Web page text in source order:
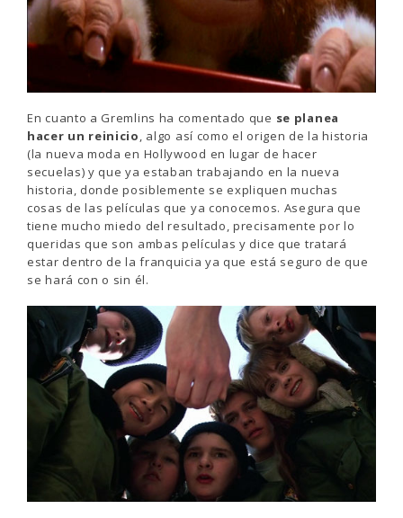
En cuanto a Gremlins ha comentado que se planea
hacer un reinicio, algo así como el origen de la historia
(la nueva moda en Hollywood en lugar de hacer
secuelas) y que ya estaban trabajando en la nueva
historia, donde posiblemente se expliquen muchas
cosas de las películas que ya conocemos. Asegura que
tiene mucho miedo del resultado, precisamente por lo
queridas que son ambas películas y dice que tratará
estar dentro de la franquicia ya que está seguro de que
se hará con o sin él.